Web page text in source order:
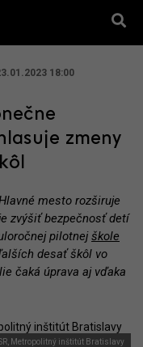
18:00
zmeny
mesto rozširuje
zvýšiť bezpečnosť detí
pilotnejškole
desať škôl vo
čaká úprava aj vďaka
Metropolitný inštitút Bratislavy